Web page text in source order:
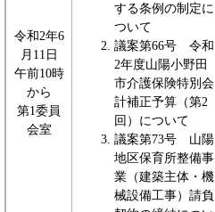
令和2年6
月11日
午前10時
から
第1委員
会室
する条例の制定に
ついて
議案第66号 令和
2年度山陽小野田
市介護保険特別会
計補正予算（第2
回）について
議案第73号 山陽
地区保育所整備事
業（建築主体・機
械設備工事）請負